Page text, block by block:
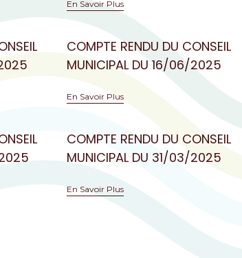
En Savoir Plus
COMPTE RENDU DU CONSEIL
MUNICIPAL DU 16/06/2025
En Savoir Plus
COMPTE RENDU DU CONSEIL
MUNICIPAL DU 31/03/2025
En Savoir Plus